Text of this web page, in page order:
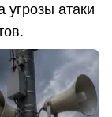
угрозы атаки